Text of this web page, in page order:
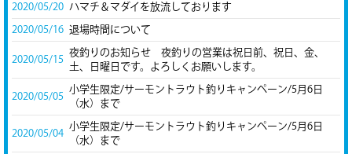
2020/05/20 ハマチ＆マダイを放流しております
2020/05/16 退場時間について
2020/05/15
夜釣りのお知らせ 夜釣りの営業は祝日前、祝日、金、
土、日曜日です。よろしくお願いします。
2020/05/05
小学生限定/サーモントラウト釣りキャンペーン/5月6日
（水）まで
2020/05/04
小学生限定/サーモントラウト釣りキャンペーン/5月6日
（水）まで